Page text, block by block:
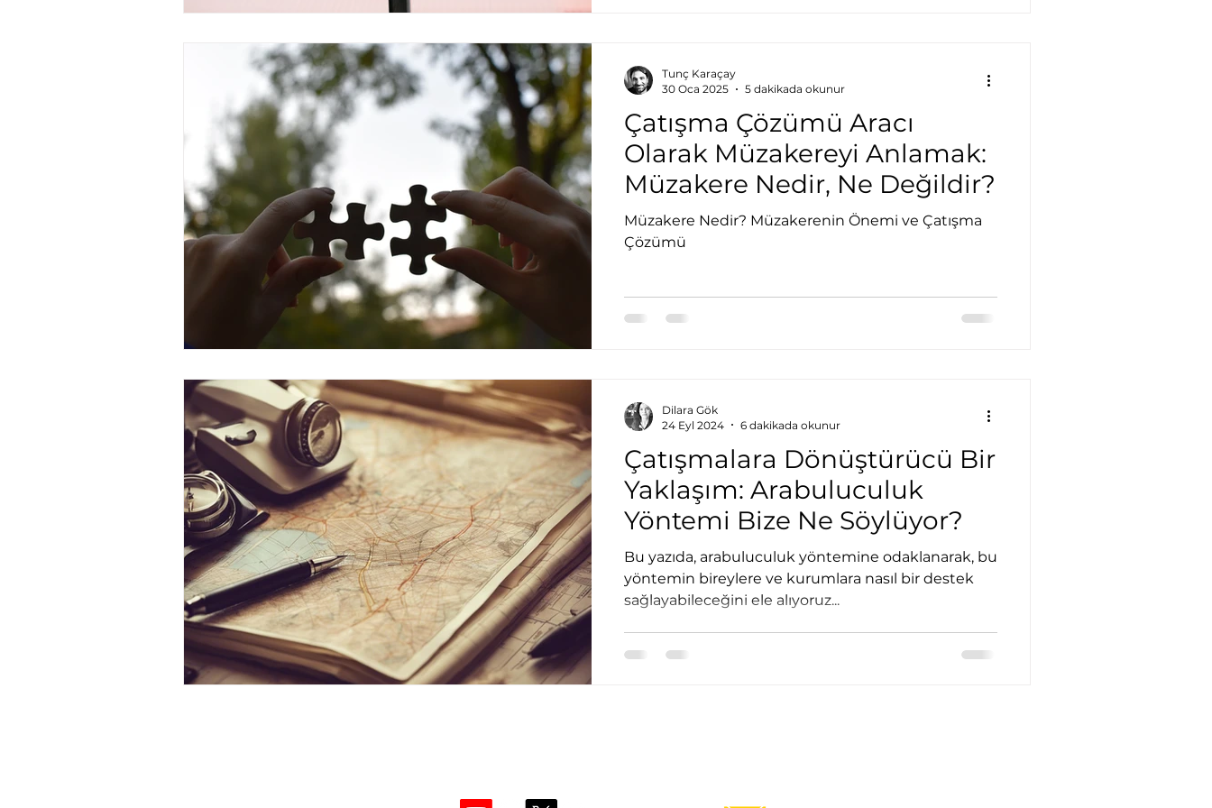
Çatışma Çözümü Aracı
Olarak Müzakereyi Anlamak:
Müzakere Nedir, Ne Değildir?
Müzakere Nedir? Müzakerenin Önemi ve Çatışma
Çözümü
Tunç Karaçay
30 Oca 2025
5 dakikada okunur
Çatışmalara Dönüştürücü Bir
Yaklaşım: Arabuluculuk
Yöntemi Bize Ne Söylüyor?
Bu yazıda, arabuluculuk yöntemine odaklanarak, bu
yöntemin bireylere ve kurumlara nasıl bir destek
sağlayabileceğini ele alıyoruz...
Dilara Gök
24 Eyl 2024
6 dakikada okunur